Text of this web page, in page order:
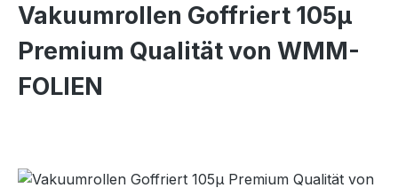
Vakuumrollen Goffriert 105µ
Premium Qualität von WMM-
FOLIEN
Bildergalerie überspringen